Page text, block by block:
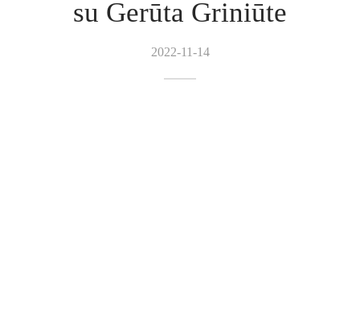
su Gerūta Griniūte
2022-11-14